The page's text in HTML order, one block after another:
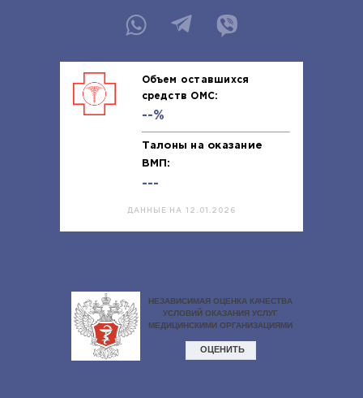
Объем оставшихся
средств ОМС:
--%
Талоны на оказание
ВМП:
---
ДАННЫЕ НА 12.01.2026